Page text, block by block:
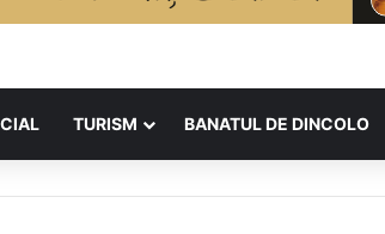
TURISM BANATUL DE DINCOLO